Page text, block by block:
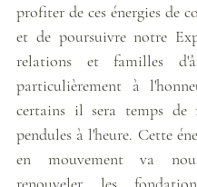
profiter de ces énergies de
et de poursuivre notre
relations et familles
particulièrement à
certains il sera temps de
pendules à l'heure. Cette
en mouvement va